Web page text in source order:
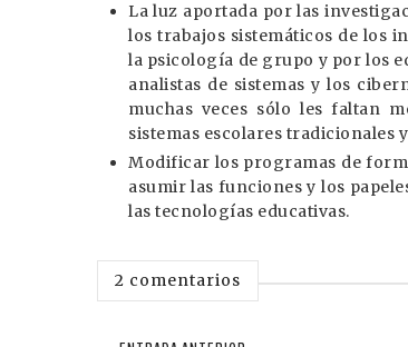
La luz aportada por las
los trabajos sistemáticos de los
la psicología de grupo y por los
analistas de sistemas y los
muchas veces sólo les faltan
sistemas escolares tradicionales
Modificar los programas de
asumir las funciones y los
las tecnologías educativas.
2 comentarios